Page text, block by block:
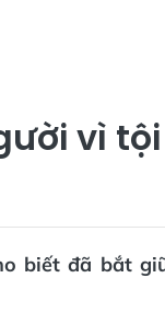
vì
biết đã bắt